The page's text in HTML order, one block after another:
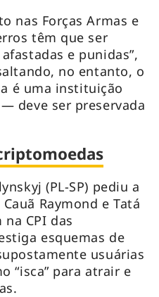
nas Forças Armas e
têm que ser
e punidas”,
no entanto, o
é uma instituição
deve ser preservada
(PL-SP) pediu a
Raymond e Tatá
CPI das
esquemas de
usuárias
“isca” para atrair e